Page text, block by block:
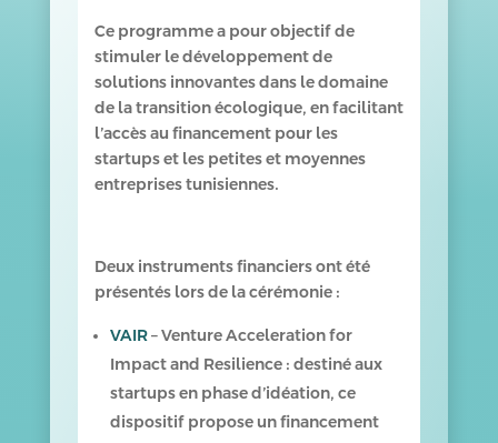
Ce programme a pour objectif de
stimuler le développement de
solutions innovantes dans le domaine
de la transition écologique, en facilitant
l’accès au financement pour les
startups et les petites et moyennes
entreprises tunisiennes.
Deux instruments financiers ont été
présentés lors de la cérémonie :
VAIR– Venture Acceleration for
Impact and Resilience : destiné aux
startups en phase d’idéation, ce
dispositif propose un financement